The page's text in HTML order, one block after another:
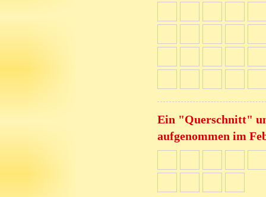
Ein "Querschnitt"
aufgenommen im